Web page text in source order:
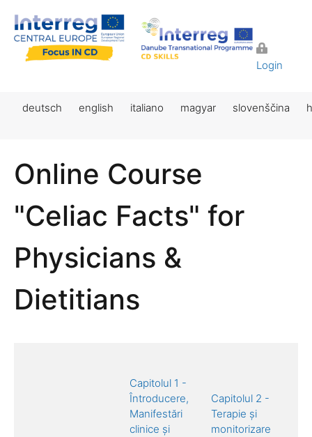
Login
deutsch english italiano magyar slovenščina
Online Course
"Celiac Facts" for
Physicians &
Dietitians
Capitolul 1 -
Întroducere,
Manifestări
clinice și
Capitolul 2 -
Terapie și
monitorizare